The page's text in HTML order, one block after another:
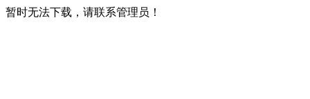
暂时无法下载，请联系管理员！